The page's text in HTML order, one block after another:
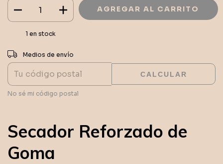
1 en stock
Entregas para el CP:
Medios de envío
CALCULAR
No sé mi código postal
Secador Reforzado de
Goma